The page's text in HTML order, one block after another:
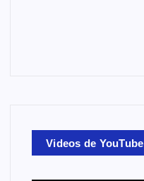
Videos de YouTube